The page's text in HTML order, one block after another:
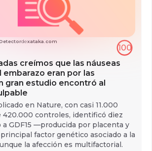
dexataka.com
100
creímos que las náuseas
eran por las
gran estudio encontró al
en Nature, con casi 11.000
420.000 controles, identificó diez
a GDF15 —producida por placenta y
factor genético asociado a la
la afección es multifactorial.